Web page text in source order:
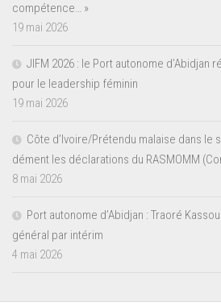
compétence… »
19 mai 2026
JIFM 2026 : le Port autonome d’Abidjan
pour le leadership féminin
19 mai 2026
Côte d’Ivoire/Prétendu malaise dans le
dément les déclarations du RASMOMM
8 mai 2026
Port autonome d’Abidjan : Traoré
général par intérim
4 mai 2026